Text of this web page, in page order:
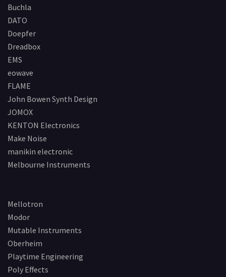
Buchla
DATO
Doepfer
Dreadbox
EMS
eowave
FLAME
John Bowen Synth Design
JOMOX
KENTON Electronics
Make Noise
manikin electronic
Melbourne Instruments
Mellotron
Modor
Mutable Instruments
Oberheim
Playtime Engineering
Poly Effects